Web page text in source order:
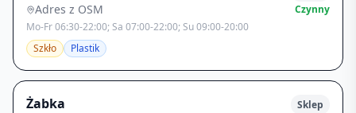
Adres z OSM
Mo-Fr 06:30-22:00; Sa 07:00-22:00; Su 09:00-20:00
Szkło
Plastik
Czynny
Żabka
Sklep